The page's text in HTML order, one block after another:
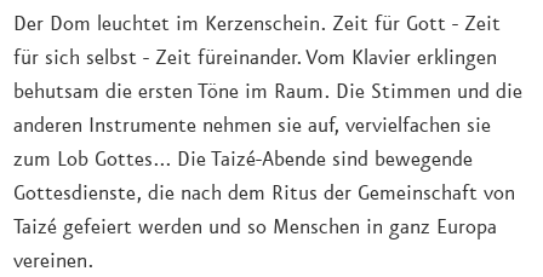
Der Dom leuchtet im Kerzenschein. Zeit für Gott - Zeit
für sich selbst - Zeit füreinander. Vom Klavier erklingen
behutsam die ersten Töne im Raum. Die Stimmen und die
anderen Instrumente nehmen sie auf, vervielfachen sie
zum Lob Gottes... Die Taizé-Abende sind bewegende
Gottesdienste, die nach dem Ritus der Gemeinschaft von
Taizé gefeiert werden und so Menschen in ganz Europa
vereinen.